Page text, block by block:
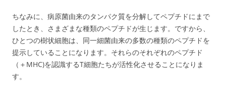
ちなみに、病原菌由来のタンパク質を分解してペプチドにまで
したとき、さまざまな種類のペプチドが生じます。ですから、
ひとつの樹状細胞は、同一細菌由来の多数の種類のペプチドを
提示していることになります。それらのそれぞれのペプチド
（＋MHC)を認識するT細胞たちが活性化させることになりま
す。